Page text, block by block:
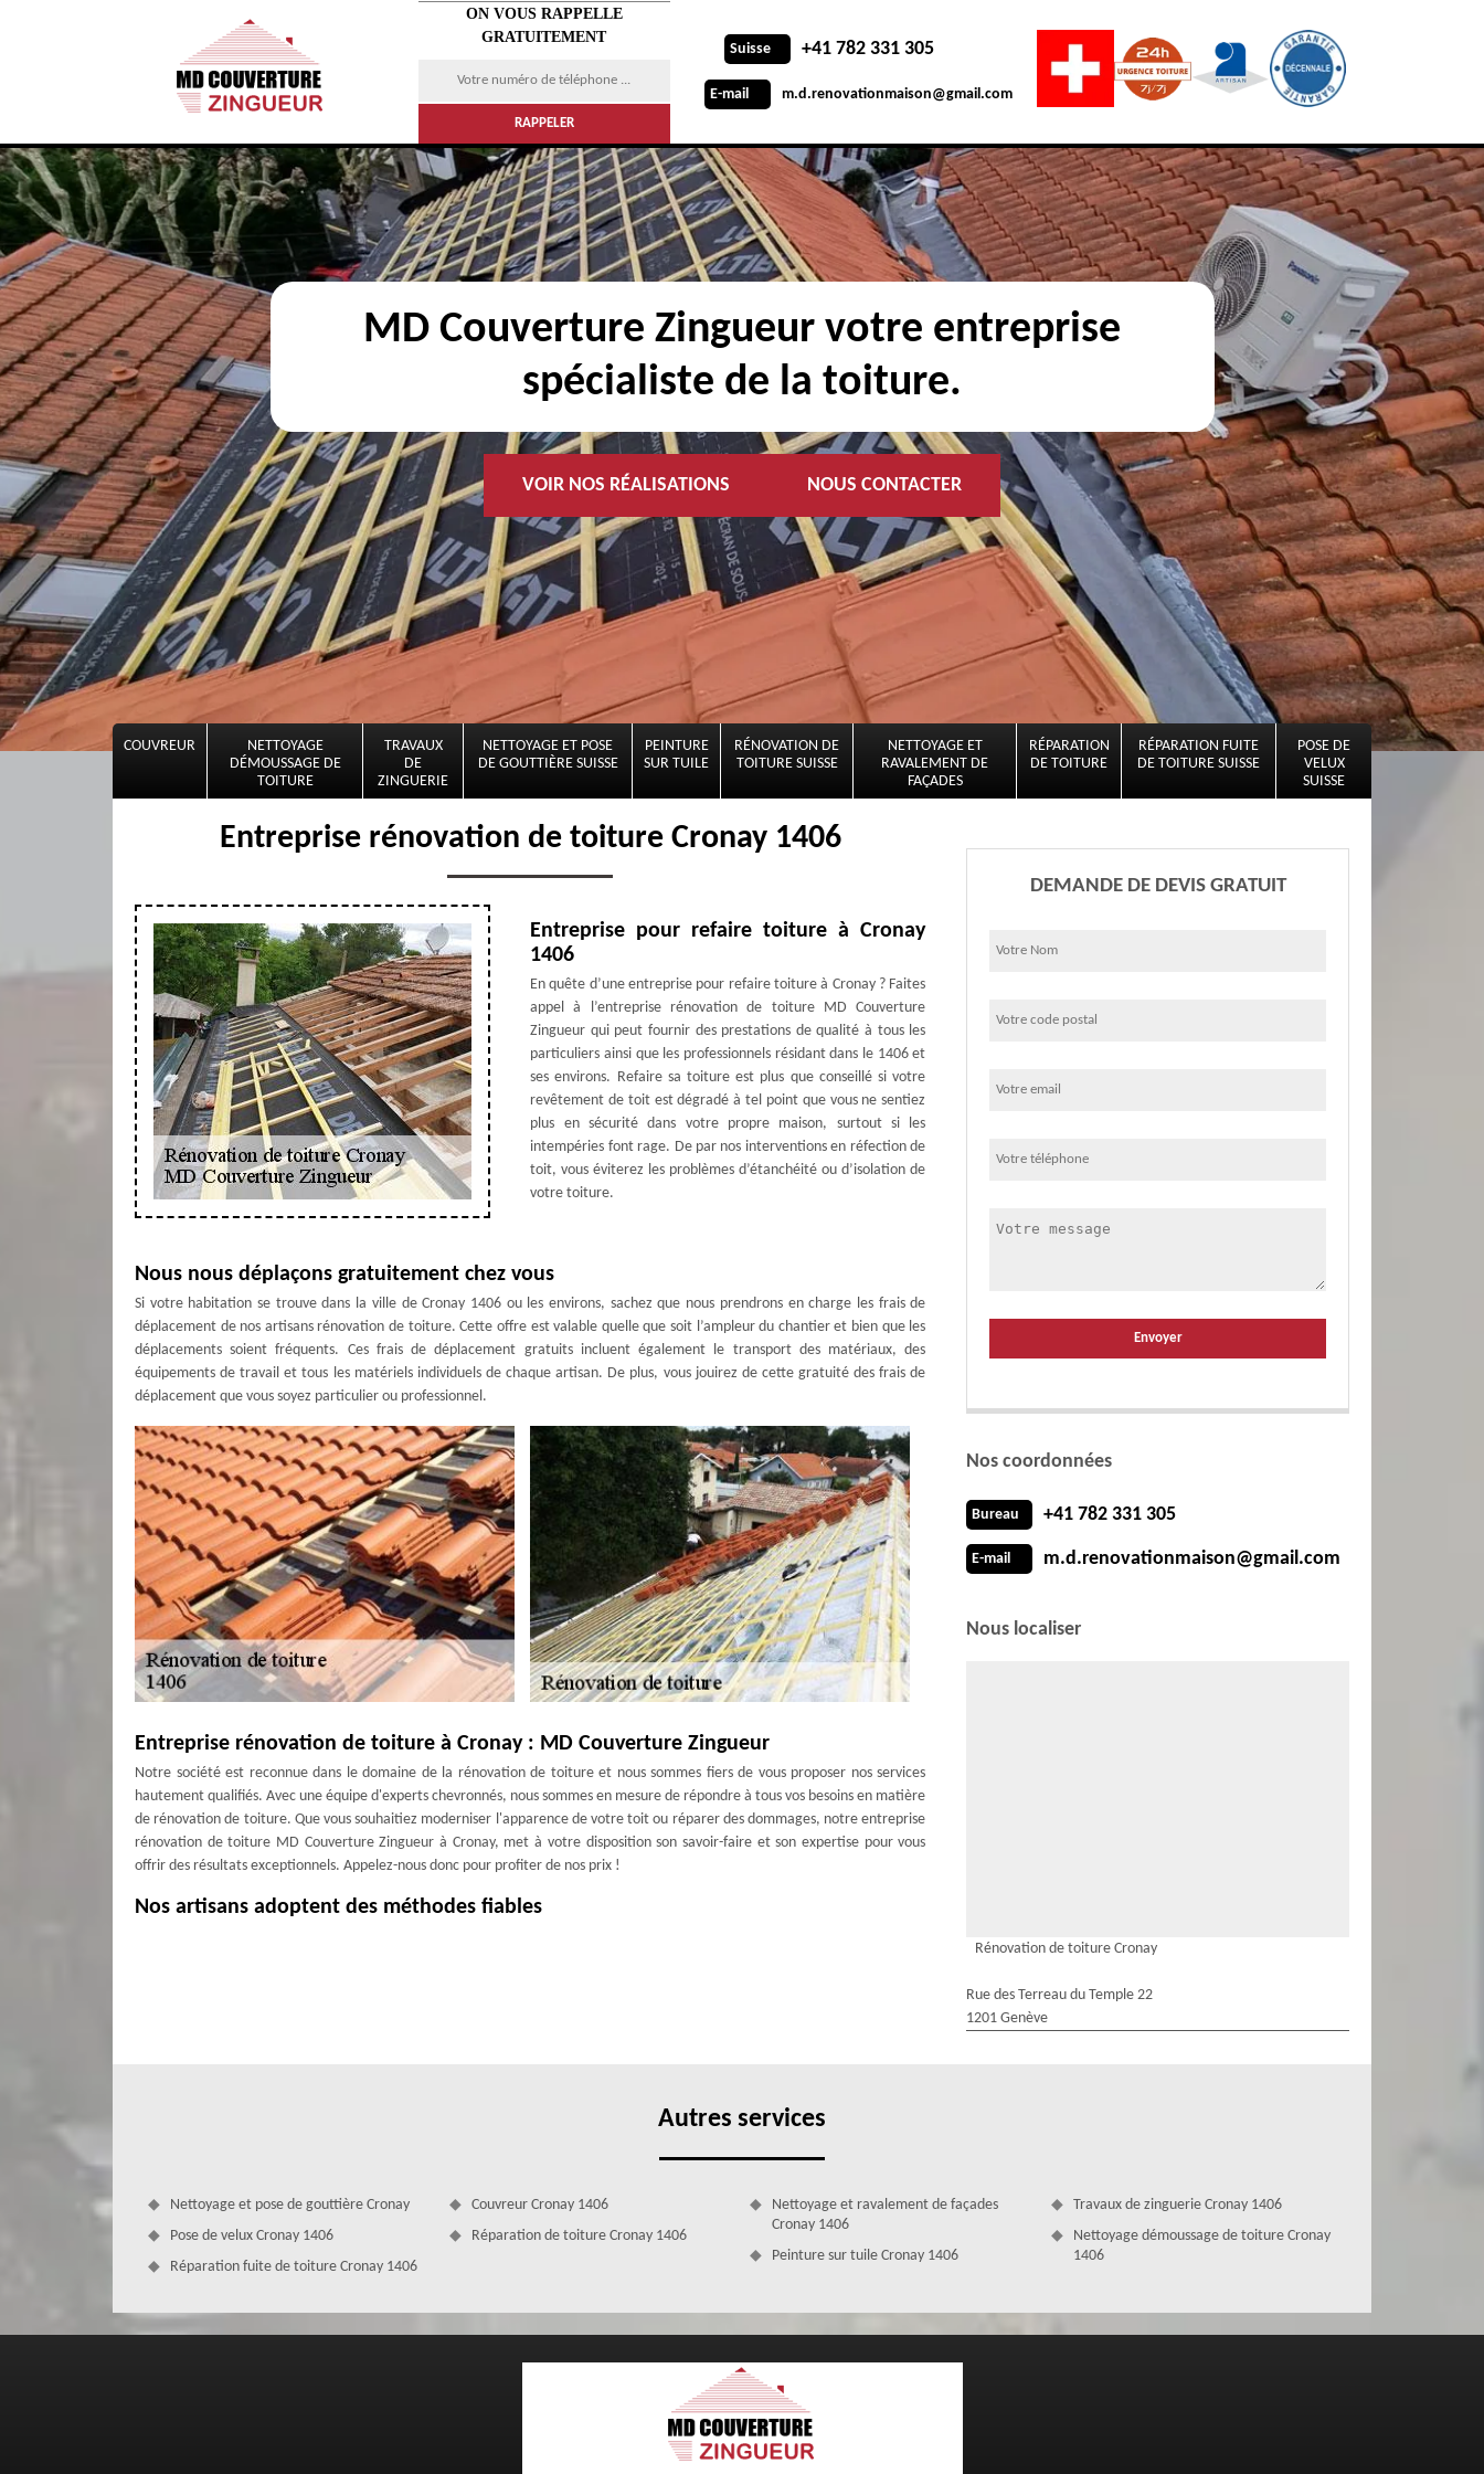
ON VOUS RAPPELLE
GRATUITEMENT
Suisse +41 782 331 305
E-mail m.d.renovationmaison@gmail.com
MD Couverture Zingueur votre entreprise
spécialiste de la toiture.
VOIR NOS RÉALISATIONS NOUS CONTACTER
COUVREUR
NETTOYAGE
DÉMOUSSAGE DE
TOITURE
TRAVAUX
DE
ZINGUERIE
NETTOYAGE ET POSE
DE GOUTTIÈRE SUISSE
PEINTURE
SUR TUILE
RÉNOVATION DE
TOITURE SUISSE
NETTOYAGE ET
RAVALEMENT DE
FAÇADES
RÉPARATION
DE TOITURE
RÉPARATION FUITE
DE TOITURE SUISSE
POSE DE
VELUX
SUISSE
Entreprise rénovation de toiture Cronay 1406
Entreprise pour refaire toiture à Cronay
1406
En quête d’une entreprise pour refaire toiture à Cronay ? Faites
appel à l’entreprise rénovation de toiture MD Couverture
Zingueur qui peut fournir des prestations de qualité à tous les
particuliers ainsi que les professionnels résidant dans le 1406 et
ses environs. Refaire sa toiture est plus que conseillé si votre
revêtement de toit est dégradé à tel point que vous ne sentiez
plus en sécurité dans votre propre maison, surtout si les
intempéries font rage. De par nos interventions en réfection de
toit, vous éviterez les problèmes d’étanchéité ou d’isolation de
votre toiture.
Nous nous déplaçons gratuitement chez vous
Si votre habitation se trouve dans la ville de Cronay 1406 ou les environs, sachez que nous prendrons en charge les frais de
déplacement de nos artisans rénovation de toiture. Cette offre est valable quelle que soit l’ampleur du chantier et bien que les
déplacements soient fréquents. Ces frais de déplacement gratuits incluent également le transport des matériaux, des
équipements de travail et tous les matériels individuels de chaque artisan. De plus, vous jouirez de cette gratuité des frais de
déplacement que vous soyez particulier ou professionnel.
Entreprise rénovation de toiture à Cronay : MD Couverture Zingueur
Notre société est reconnue dans le domaine de la rénovation de toiture et nous sommes fiers de vous proposer nos services
hautement qualifiés. Avec une équipe d'experts chevronnés, nous sommes en mesure de répondre à tous vos besoins en matière
de rénovation de toiture. Que vous souhaitiez moderniser l'apparence de votre toit ou réparer des dommages, notre entreprise
rénovation de toiture MD Couverture Zingueur à Cronay, met à votre disposition son savoir-faire et son expertise pour vous
offrir des résultats exceptionnels. Appelez-nous donc pour profiter de nos prix !
Nos artisans adoptent des méthodes fiables
Notre entreprise rénovation de toiture à Cronay exerce depuis de nombreuses années. Nous avons pu connaître du succès grâce
à notre équipe de couvreurs certifiés. Tous nos artisans rénovation de toiture 1406 ont suivi de solides formations, leur
permettant de réaliser des travaux dans un total respect des règles de l’art. Ils connaissent toutes les réglementations ainsi que
DEMANDE DE DEVIS GRATUIT
Nos coordonnées
Bureau +41 782 331 305
E-mail m.d.renovationmaison@gmail.com
Nous localiser
Rénovation de toiture Cronay
Rue des Terreau du Temple 22
1201 Genève
Autres services
Nettoyage et pose de gouttière Cronay
Pose de velux Cronay 1406
Réparation fuite de toiture Cronay 1406
Couvreur Cronay 1406
Réparation de toiture Cronay 1406
Nettoyage et ravalement de façades
Cronay 1406
Peinture sur tuile Cronay 1406
Travaux de zinguerie Cronay 1406
Nettoyage démoussage de toiture Cronay
1406